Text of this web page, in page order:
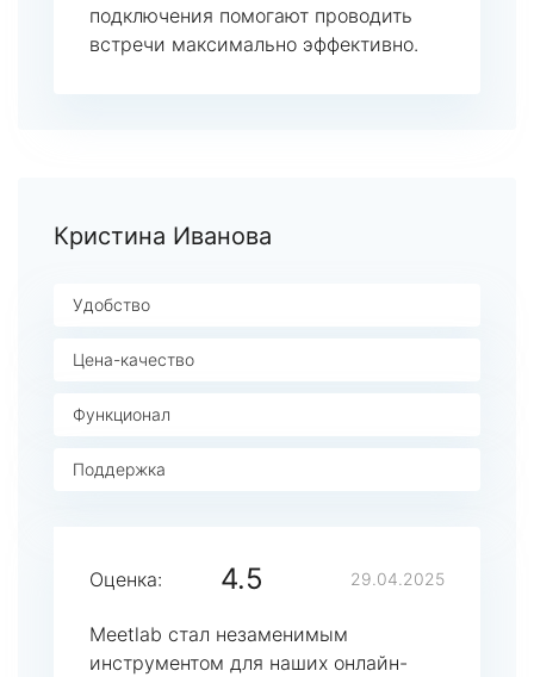
подключения помогают проводить
встречи максимально эффективно.
Кристина Иванова
Удобство
Цена-качество
Функционал
Поддержка
Оценка: 4.5 29.04.2025
Meetlab стал незаменимым
инструментом для наших онлайн-